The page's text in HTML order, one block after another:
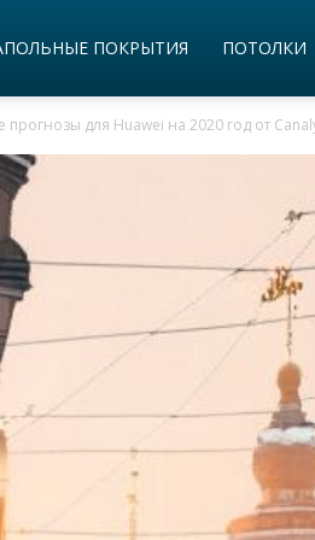
ПОКРЫТИЯ ПОТОЛКИ
для Huawei на 2020 год от